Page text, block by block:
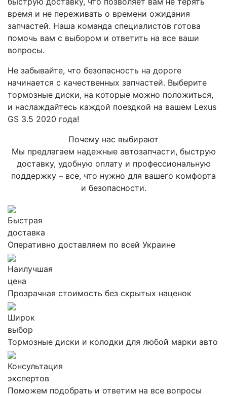
время и не переживать о времени ожидания
запчастей. Наша команда специалистов готова
помочь вам с выбором и ответить на все ваши
вопросы.
Не забывайте, что безопасность на дороге
начинается с качественных запчастей. Выберите
тормозные диски, на которые можно положиться,
и наслаждайтесь каждой поездкой на вашем Lexus
GS 3.5 2020 года!
Почему нас выбирают
Мы предлагаем надежные автозапчасти, быструю
доставку, удобную оплату и профессиональную
поддержку – все, что нужно для вашего комфорта
и безопасности.
Быстрая
доставка
Оперативно доставляем по всей Украине
Наилучшая
цена
Прозрачная стоимость без скрытых наценок
Широк
выбор
Тормозные диски и колодки для любой марки авто
Консультация
экспертов
Поможем подобрать и ответим на все вопросы